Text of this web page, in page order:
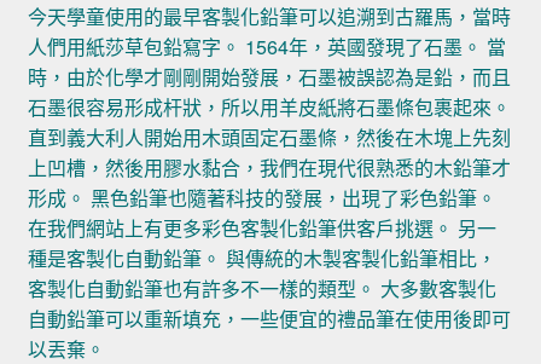
今天學童使用的最早客製化鉛筆可以追溯到古羅馬，當時
人們用紙莎草包鉛寫字。 1564年，英國發現了石墨。 當
時，由於化學才剛剛開始發展，石墨被誤認為是鉛，而且
石墨很容易形成杆狀，所以用羊皮紙將石墨條包裹起來。
直到義大利人開始用木頭固定石墨條，然後在木塊上先刻
上凹槽，然後用膠水黏合，我們在現代很熟悉的木鉛筆才
形成。 黑色鉛筆也隨著科技的發展，出現了彩色鉛筆。
在我們網站上有更多彩色客製化鉛筆供客戶挑選。 另一
種是客製化自動鉛筆。 與傳統的木製客製化鉛筆相比，
客製化自動鉛筆也有許多不一樣的類型。 大多數客製化
自動鉛筆可以重新填充，一些便宜的禮品筆在使用後即可
以丟棄。